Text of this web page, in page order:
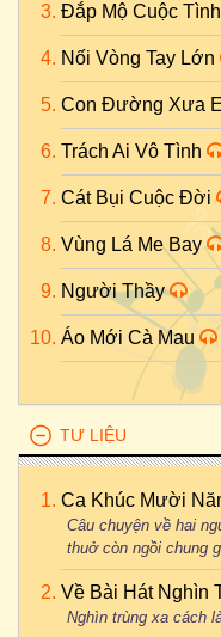
Đắp Mộ Cuộc Tình
Nối Vòng Tay Lớn
Con Đường Xưa
Trách Ai Vô Tình
Cát Bụi Cuộc Đời
Vùng Lá Me Bay
Người Thầy
Áo Mới Cà Mau
TƯ LIỆU
Ca Khúc Mười
Câu chuyện về hai
thuở còn ngồi chung
Về Bài Hát Nghìn
Nghìn trùng xa cách